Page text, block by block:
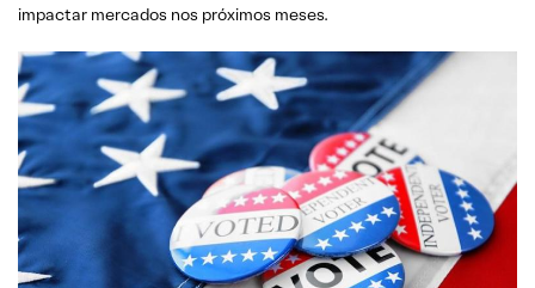
impactar mercados nos próximos meses.